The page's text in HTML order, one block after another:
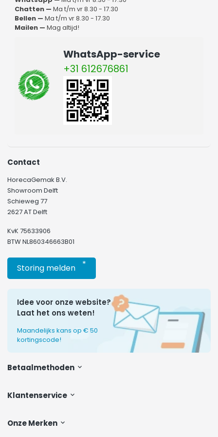
mogelijk te presenteren. Deze verlichte menukast helpt jou
daarbij. Wil jij een menukast met verlichting bestellen bij
ons? Wij zorgen er dan voor dat deze snel jouw kant op
boven de 75 euro uitkomt, dan hoef je hier bij ons geen
verzendkosten voor te betalen.
Chatten — Ma t/m vr 8.30 - 17.30
Bellen — Ma t/m vr 8.30 - 17.30
Mailen — Mag altijd!
WhatsApp-service
+31 612676861
Klantenservice
Onze Merken
Contact
HorecaGemak B.V.
Showroom Delft
Schieweg 77
2627 AT Delft
KvK 75633906
BTW NL860346663B01
Storing melden *
Idee voor onze website?
Laat het ons weten!
Maandelijks kans op € 50
kortingscode!
Betaalmethoden